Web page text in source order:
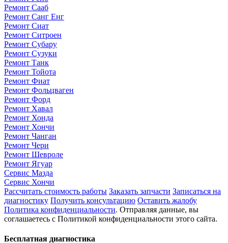
Ремонт Сааб
Ремонт Санг Енг
Ремонт Сиат
Ремонт Ситроен
Ремонт Субару
Ремонт Сузуки
Ремонт Танк
Ремонт Тойота
Ремонт Фиат
Ремонт Фольцваген
Ремонт Форд
Ремонт Хавал
Ремонт Хонда
Ремонт Хончи
Ремонт Чанган
Ремонт Чери
Ремонт Шевроле
Ремонт Ягуар
Сервис Мазда
Сервис Хончи
Рассчитать стоимость работы Заказать запчасти Записаться на
диагностику Получить консультацию Оставить жалобу
Политика конфиденциальности. Отправляя данные, вы
соглашаетесь с Политикой конфиденциальности этого сайта.
Бесплатная диагностика